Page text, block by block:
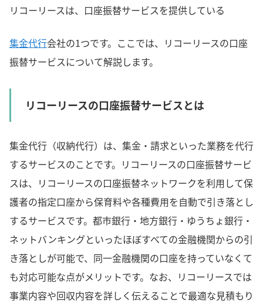
リコーリースは、口座振替サービスを提供している
集金代行会社の1つです。ここでは、リコーリースの口座
振替サービスについて解説します。
リコーリースの口座振替サービスとは
集金代行（収納代行）は、集金・請求といった業務を代行
するサービスのことです。リコーリースの口座振替サービ
スは、リコーリースの口座振替ネットワークを利用して保
護者の指定口座から保育料や各種費用を自動で引き落とし
するサービスです。都市銀行・地方銀行・ゆうちょ銀行・
ネットバンキングといったほぼすべての金融機関からの引
き落としが可能で、同一金融機関の口座を持っていなくて
も対応可能な点がメリットです。なお、リコーリースでは
事業内容や回収内容を詳しく伝えることで最適な見積もり